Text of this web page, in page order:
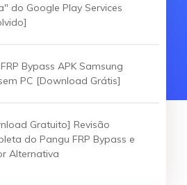
do Google Play Services
Bypass APK Samsung
PC [Download Grátis]
Gratuito] Revisão
do Pangu FRP Bypass e
Alternativa